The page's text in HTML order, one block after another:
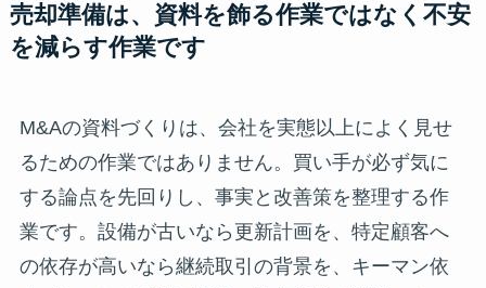
売却準備は、資料を飾る作業ではなく不安
を減らす作業です
M&Aの資料づくりは、会社を実態以上によく見せ
るための作業ではありません。買い手が必ず気に
する論点を先回りし、事実と改善策を整理する作
業です。設備が古いなら更新計画を、特定顧客へ
の依存が高いなら継続取引の背景を、キーマン依